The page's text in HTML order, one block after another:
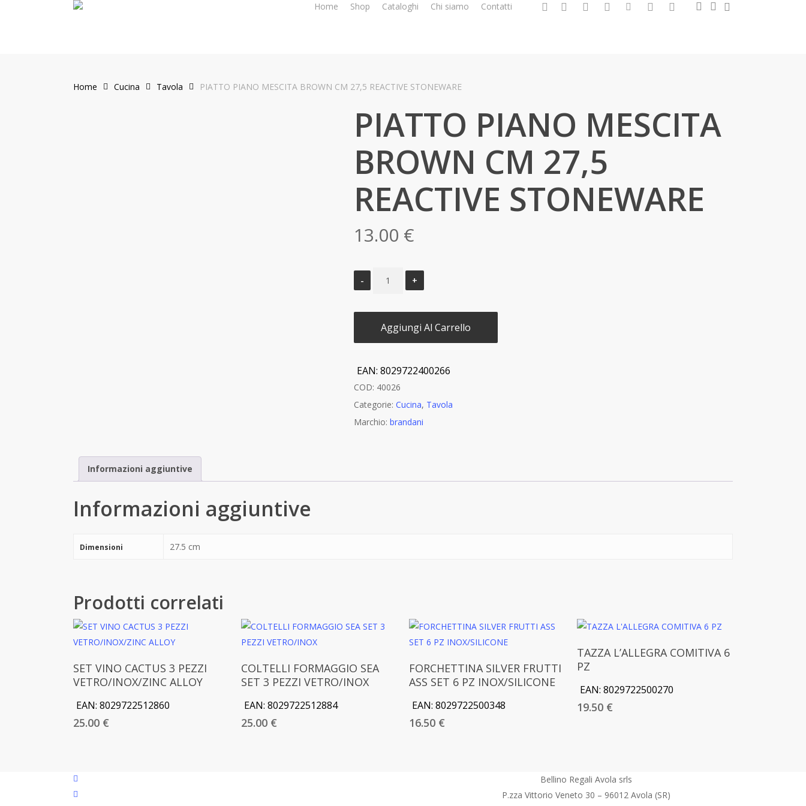
Home Shop Cataloghi Chi siamo Contatti facebookgoogle- instagramwhatsapp
tiktok phone email searchaccount
Home Cucina Tavola PIATTO PIANO MESCITA BROWN CM 27,5 REACTIVE STONEWARE
PIATTO PIANO MESCITA
BROWN CM 27,5
REACTIVE STONEWARE
13.00 €
Aggiungi Al Carrello
EAN: 8029722400266
COD: 40026
Categorie: Cucina, Tavola
Marchio: brandani
Informazioni aggiuntive
Informazioni aggiuntive
Dimensioni 27.5 cm
Prodotti correlati
Aggiungi Al Carrello
SET VINO CACTUS 3 PEZZI
VETRO/INOX/ZINC ALLOY
EAN: 8029722512860
25.00 €
Aggiungi Al Carrello
COLTELLI FORMAGGIO SEA
SET 3 PEZZI VETRO/INOX
EAN: 8029722512884
25.00 €
Aggiungi Al Carrello
FORCHETTINA SILVER FRUTTI
ASS SET 6 PZ INOX/SILICONE
EAN: 8029722500348
16.50 €
Aggiungi Al Carrello
TAZZA L’ALLEGRA COMITIVA 6
PZ
EAN: 8029722500270
19.50 €
facebook
google-
Bellino Regali Avola srls
P.zza Vittorio Veneto 30 – 96012 Avola (SR)